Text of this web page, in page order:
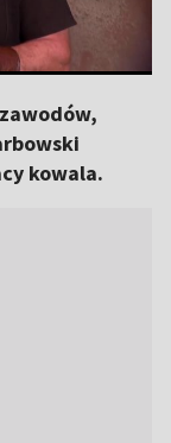
kowala.